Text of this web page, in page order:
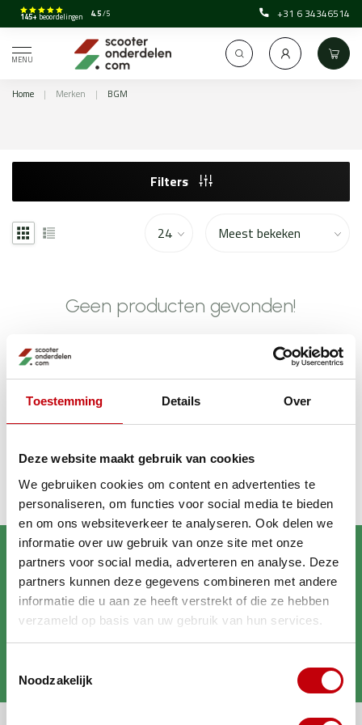
Toestemming Details Over
Deze website maakt gebruik van cookies
We gebruiken cookies om content en advertenties te
personaliseren, om functies voor social media te bieden
en om ons websiteverkeer te analyseren. Ook delen we
informatie over uw gebruik van onze site met onze
partners voor social media, adverteren en analyse. Deze
partners kunnen deze gegevens combineren met andere
informatie die u aan ze heeft verstrekt of die ze hebben
verzameld op basis van uw gebruik van hun services.
Noodzakelijk
145+ beoordelingen 4.5/5 +31 6 34346514
MENU
Home | Merken | BGM
Filters
Geen producten gevonden!
Brengt jouw scooter in
topconditie